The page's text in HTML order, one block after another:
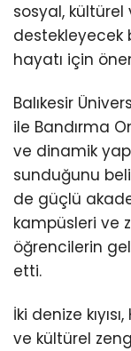
sosyal,
destekleyecek
hayatı için
Balıkesir
ile Bandırma
ve dinamik
sunduğunu
de güçlü
kampüsleri ve
öğrencilerin
etti.
İki denize
ve kültürel